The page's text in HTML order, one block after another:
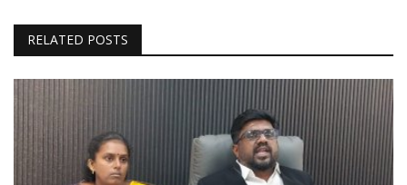
RELATED POSTS